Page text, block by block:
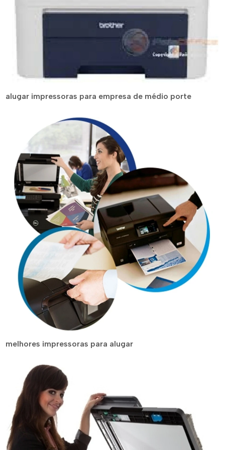
alugar impressoras para empresa de médio porte
melhores impressoras para alugar